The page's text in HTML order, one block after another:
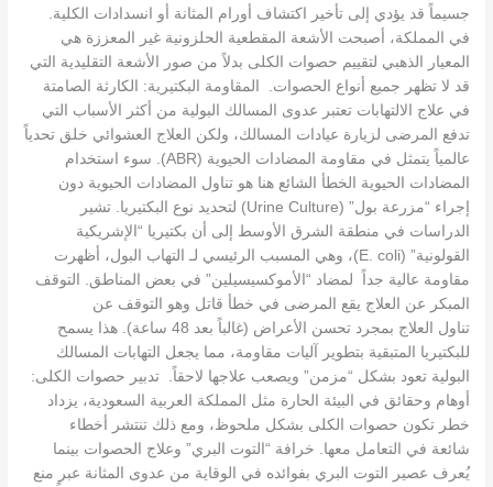
جسيماً قد يؤدي إلى تأخير اكتشاف أورام المثانة أو انسدادات الكلية.
في المملكة، أصبحت الأشعة المقطعية الحلزونية غير المعززة هي
المعيار الذهبي لتقييم حصوات الكلى بدلاً من صور الأشعة التقليدية التي
قد لا تظهر جميع أنواع الحصوات. المقاومة البكتيرية: الكارثة الصامتة
في علاج الالتهابات تعتبر عدوى المسالك البولية من أكثر الأسباب التي
تدفع المرضى لزيارة عيادات المسالك، ولكن العلاج العشوائي خلق تحدياً
عالمياً يتمثل في مقاومة المضادات الحيوية (ABR). سوء استخدام
المضادات الحيوية الخطأ الشائع هنا هو تناول المضادات الحيوية دون
إجراء “مزرعة بول” (Urine Culture) لتحديد نوع البكتيريا. تشير
الدراسات في منطقة الشرق الأوسط إلى أن بكتيريا “الإشريكية
القولونية” (E. coli)، وهي المسبب الرئيسي لـ التهاب البول، أظهرت
مقاومة عالية جداً لمضاد “الأموكسيسيلين” في بعض المناطق. التوقف
المبكر عن العلاج يقع المرضى في خطأ قاتل وهو التوقف عن
تناول العلاج بمجرد تحسن الأعراض (غالباً بعد 48 ساعة). هذا يسمح
للبكتيريا المتبقية بتطوير آليات مقاومة، مما يجعل التهابات المسالك
البولية تعود بشكل “مزمن” ويصعب علاجها لاحقاً. تدبير حصوات الكلى:
أوهام وحقائق في البيئة الحارة مثل المملكة العربية السعودية، يزداد
خطر تكون حصوات الكلى بشكل ملحوظ، ومع ذلك تنتشر أخطاء
شائعة في التعامل معها. خرافة “التوت البري” وعلاج الحصوات بينما
يُعرف عصير التوت البري بفوائده في الوقاية من عدوى المثانة عبر منع